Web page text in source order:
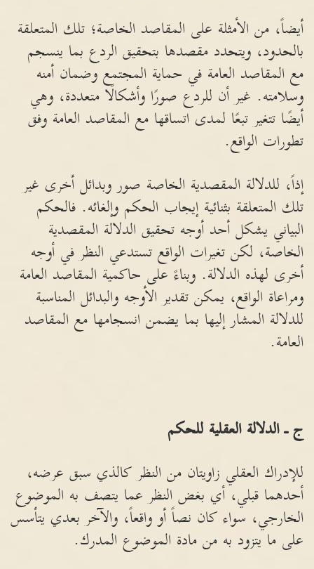
أيضاً، من الأمثلة على المقاصد الخاصة؛ تلك المتعلقة
بالحدود، ويتحدد مقصدها بتحقيق الردع بما ينسجم
مع المقاصد العامة في حماية المجتمع وضمان أمنه
وسلامته. غير أن للردع صورًا وأشكالًا متعددة، وهي
أيضًا تتغير تبعًا لمدى اتساقها مع المقاصد العامة وفق
تطورات الواقع.
إذاً، للدلالة المقصدية الخاصة صور وبدائل أخرى غير
تلك المتعلقة بثنائية إيجاب الحكم وإلغائه. فالحكم
البياني يشكل أحد أوجه تحقيق الدلالة المقصدية
الخاصة، لكن تغيرات الواقع تستدعي النظر في أوجه
أخرى لهذه الدلالة. وبناءً على حاكمية المقاصد العامة
ومراعاة الواقع، يمكن تقدير الأوجه والبدائل المناسبة
للدلالة المشار إليها بما يضمن انسجامها مع المقاصد
العامة.
ج ـ الدلالة العقلية للحكم
للإدراك العقلي زاويتان من النظر كالذي سبق عرضه،
أحدهما قبلي، أي بغض النظر عما يتصف به الموضوع
الخارجي، سواء كان نصاً أو واقعاً، والآخر بعدي يتأسس
على ما يتزود به من مادة الموضوع المدرك.